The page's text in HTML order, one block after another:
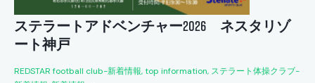
ステラートアドベンチャー2026 ネスタリゾ
ート神戸
REDSTAR football club-新着情報,top information, ステラート体操クラブ-